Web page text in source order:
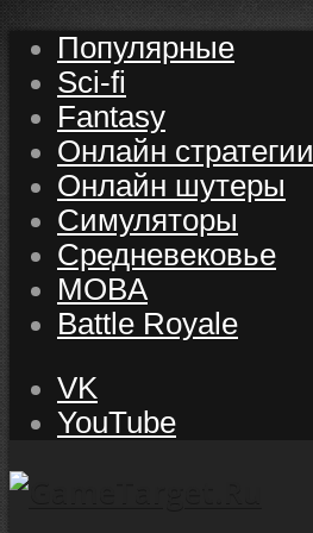
Популярные
Sci-fi
Fantasy
Онлайн стратегии
Онлайн шутеры
Симуляторы
Средневековье
MOBA
Battle Royale
VK
YouTube